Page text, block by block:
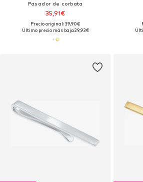
Pasador de corbata
35,91€
Precio original: 39,90€
Último precio más bajo:29,93€